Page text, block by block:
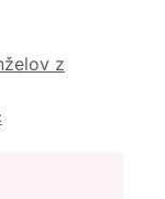
z